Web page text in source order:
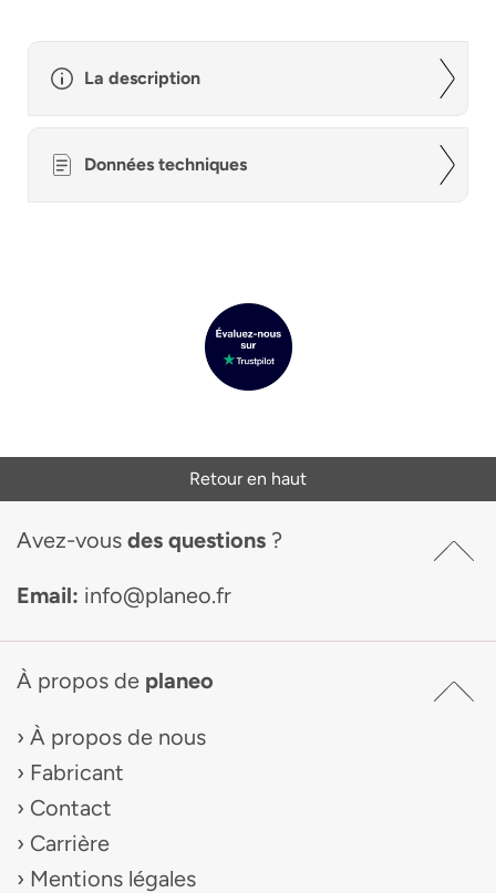
La description
Données techniques
Retour en haut
Avez-vous des questions ?
Email: info@planeo.fr
À propos de planeo
À propos de nous
Fabricant
Contact
Carrière
Mentions légales